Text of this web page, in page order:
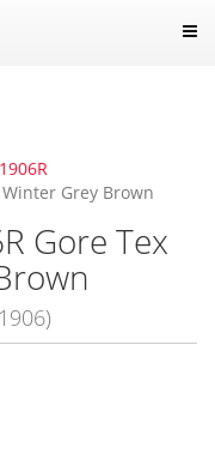
Grey Brown
Gore Tex